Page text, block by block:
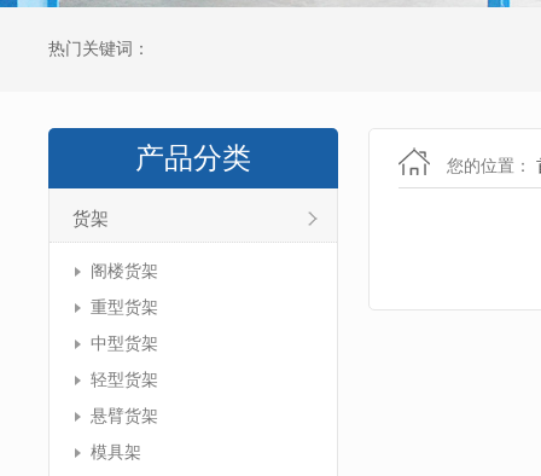
热门关键词：
产品分类
货架
阁楼货架
重型货架
中型货架
轻型货架
悬臂货架
模具架
您的位置：